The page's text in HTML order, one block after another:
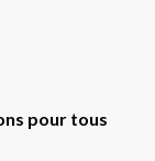
pour tous